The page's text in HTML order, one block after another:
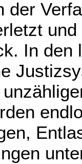
der
In den